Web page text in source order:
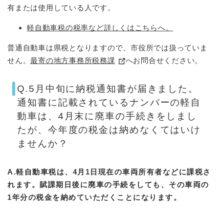
有または使用している人です。
軽自動車税の税率など詳しくはこちらへ。
普通自動車は県税となりますので、市役所では扱っていま
せん。最寄の地方事務所税務課 へお問合せください。
Q.5月中旬に納税通知書が届きました。
通知書に記載されているナンバーの軽自
動車は、4月末に廃車の手続きをしまし
たが、今年度の税金は納めなくてはいけ
ませんか？
A.軽自動車税は、4月1日現在の車両所有者などに課税さ
れます。賦課期日後に廃車の手続をしても、その車両の
1年分の税金を納めていただくことになります。